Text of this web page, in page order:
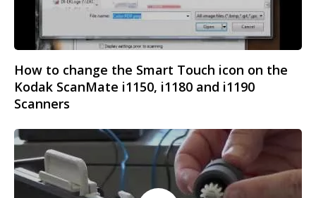
How to change the Smart Touch icon on the
Kodak ScanMate i1150, i1180 and i1190
Scanners